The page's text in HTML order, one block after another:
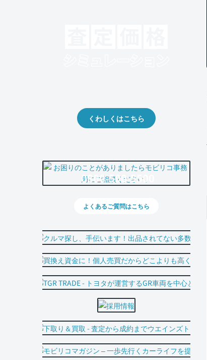
くわしくはこちら
0800-500-5500
よくあるご質問はこちら